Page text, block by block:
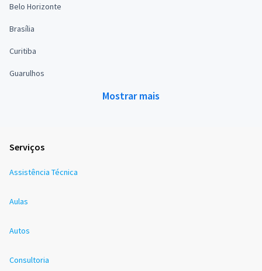
Belo Horizonte
Brasília
Curitiba
Guarulhos
Mostrar mais
Serviços
Assistência Técnica
Aulas
Autos
Consultoria